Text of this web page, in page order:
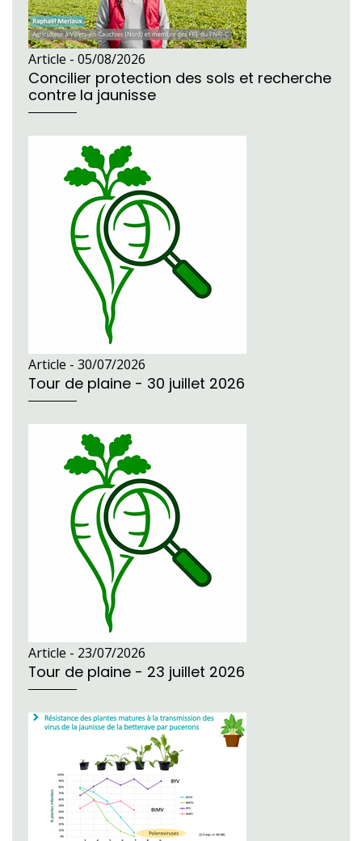
Article - 05/08/2026
Concilier protection des sols et recherche
contre la jaunisse
Article - 30/07/2026
Tour de plaine - 30 juillet 2026
Article - 23/07/2026
Tour de plaine - 23 juillet 2026